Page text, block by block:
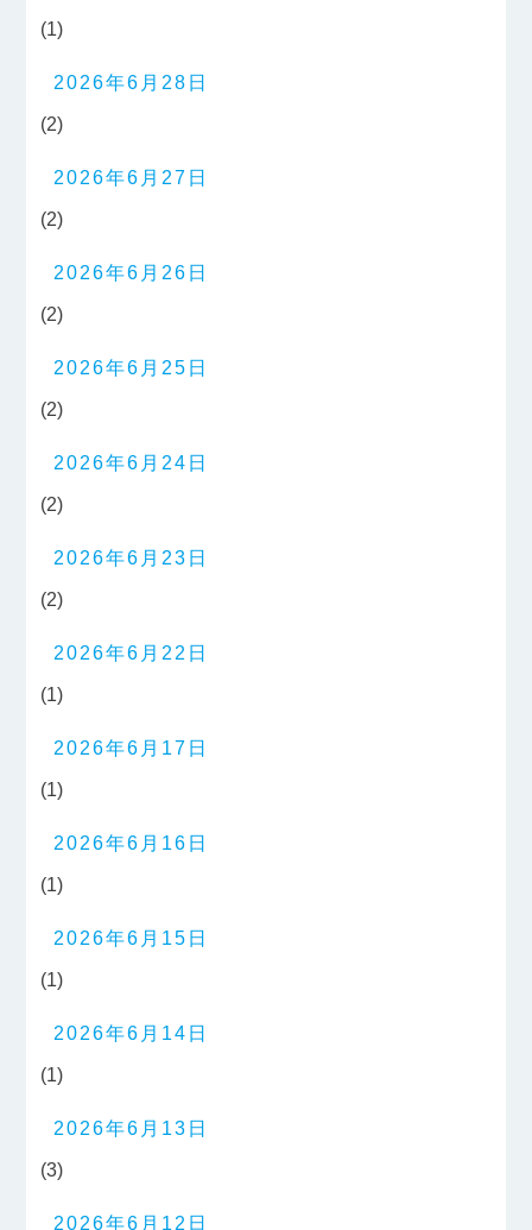
(1)
2026年6月28日
(2)
2026年6月27日
(2)
2026年6月26日
(2)
2026年6月25日
(2)
2026年6月24日
(2)
2026年6月23日
(2)
2026年6月22日
(1)
2026年6月17日
(1)
2026年6月16日
(1)
2026年6月15日
(1)
2026年6月14日
(1)
2026年6月13日
(3)
2026年6月12日